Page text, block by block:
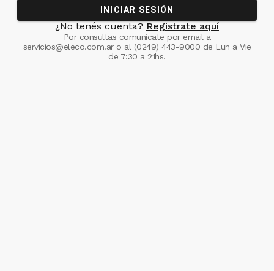
INICIAR SESIÓN
¿No tenés cuenta? Registrate aquí
Por consultas comunicate por email a
servicios@eleco.com.aro al (0249) 443-9000 de Lun a Vie
de 7:30 a 21hs.